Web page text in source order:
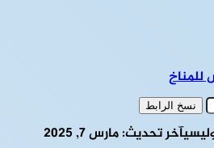
للمناخ
نسخ الرابط
آخر تحديث: مارس 7, 2025